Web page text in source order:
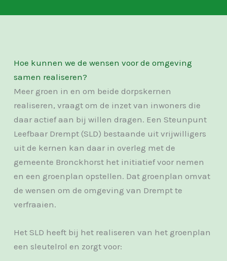
Hoe kunnen we de wensen voor de omgeving
samen realiseren?
Meer groen in en om beide dorpskernen
realiseren, vraagt om de inzet van inwoners die
daar actief aan bij willen dragen. Een Steunpunt
Leefbaar Drempt (SLD) bestaande uit vrijwilligers
uit de kernen kan daar in overleg met de
gemeente Bronckhorst het initiatief voor nemen
en een groenplan opstellen. Dat groenplan omvat
de wensen om de omgeving van Drempt te
verfraaien.
Het SLD heeft bij het realiseren van het groenplan
een sleutelrol en zorgt voor: